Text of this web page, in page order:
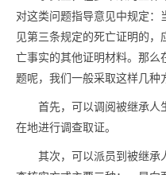
对这类问题指导意见中规定：
见第三条规定的死亡证明的
亡事实的其他证明材料。那么
题呢，我们一般采取这样几种
首先，可以调阅被继承人
在地进行调查取证。
其次，可以派员到被继承